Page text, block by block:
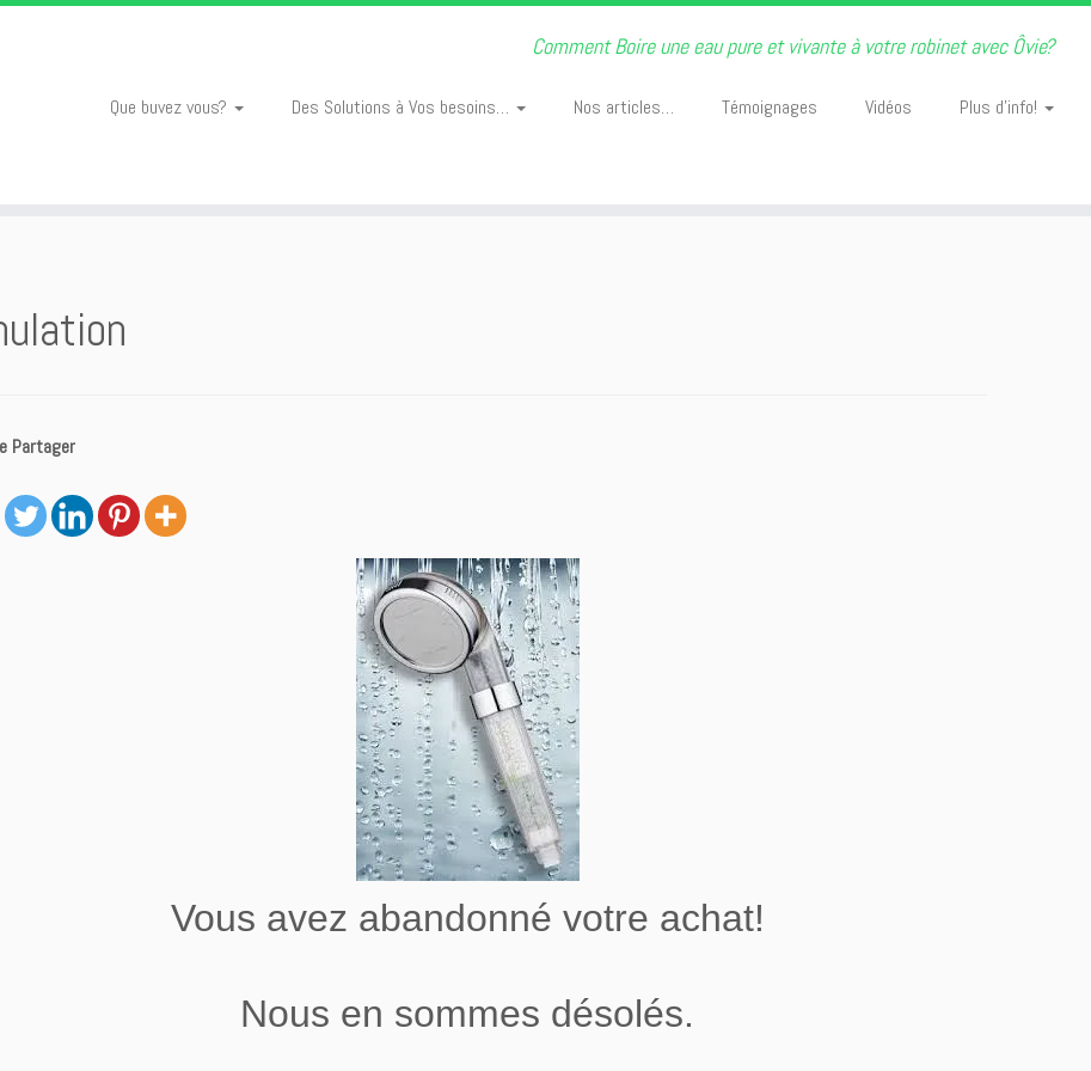
Comment Boire une eau pure et vivante à votre robinet avec Ôvie?
Que buvez vous? Des Solutions à Vos besoins… Nos articles… Témoignages Vidéos Plus d’info!
Partager
Vous avez abandonné votre achat!
Nous en sommes désolés.